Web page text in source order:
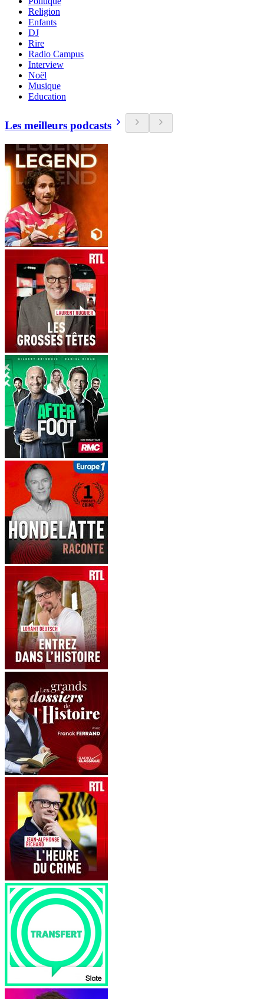
Religion
Enfants
DJ
Rire
Radio Campus
Interview
Noël
Musique
Education
Les meilleurs podcasts